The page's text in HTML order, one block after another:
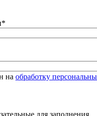
*
на обработку
для заполнения